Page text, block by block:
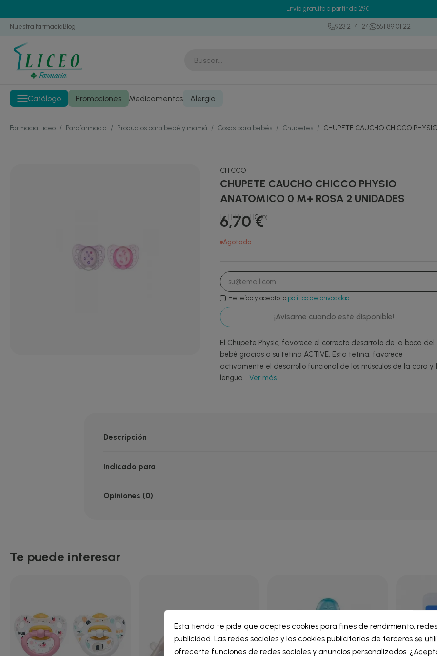
Envío gratuito a partir de 29€
Nuestra farmaciaBlog 923 21 41 24 651 89 01 22
Catálogo Promociones Medicamentos Alergia
Farmacia Liceo / Parafarmacia / Productos para bebé y mamá / Cosas para bebés / Chupetes / CHUPETE CAUCHO CHICCO
CHICCO
CHUPETE CAUCHO CHICCO PHYSIO
ANATOMICO 0 M+ ROSA 2 UNIDADES
6,70 €
0 (0)
Agotado
He leído y acepto la política de privacidad
¡Avísame cuando esté disponible!
El Chupete Physio, favorece el correcto desarrollo de la boca del
bebé gracias a su tetina ACTIVE. Esta tetina, favorece
activamente el desarrollo funcional de los músculos de la cara y
lengua...Ver más
Descripción
Indicado para
Opiniones (0)
Te puede interesar
Nombre de la lista de deseos
Iniciar sesión
Esta tienda te pide que aceptes cookies para fines de rendimiento,
publicidad. Las redes sociales y las cookies publicitarias de terceros se
ofrecerte funciones de redes sociales y anuncios personalizados.